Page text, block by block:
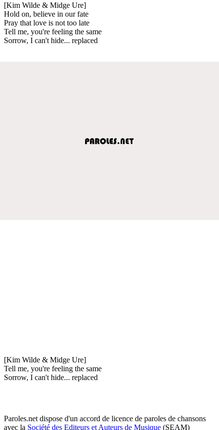
[Kim Wilde & Midge Ure]
Hold on, believe in our fate
Pray that love is not too late
Tell me, you're feeling the same
Sorrow, I can't hide... replaced
[Kim Wilde & Midge Ure]
Tell me, you're feeling the same
Sorrow, I can't hide... replaced
Paroles.net dispose d'un accord de licence de paroles de chansons
avec la Société des Editeurs et Auteurs de Musique (SEAM)